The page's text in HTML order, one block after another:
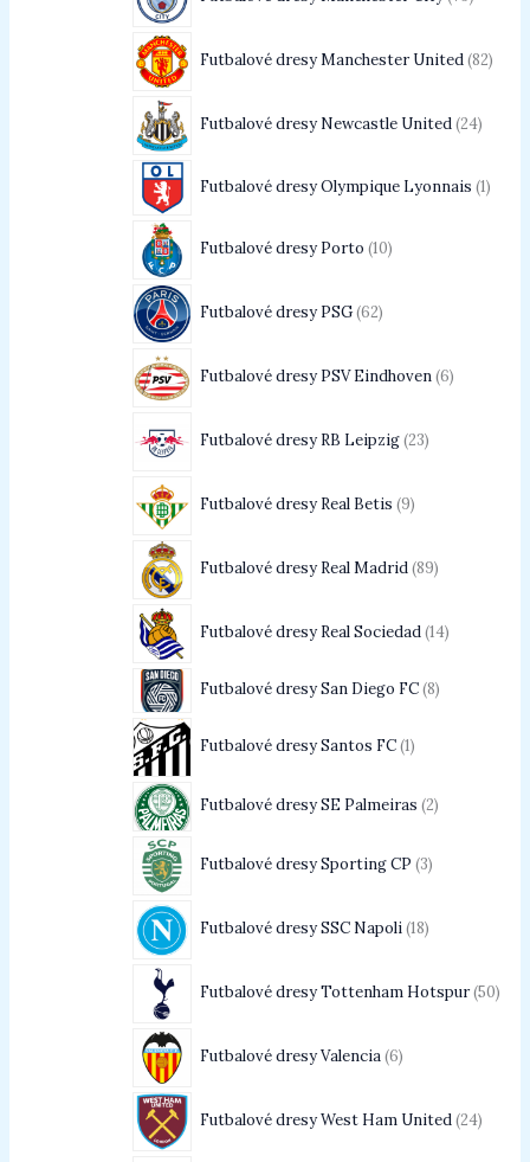
Futbalové dresy Manchester United 82
Futbalové dresy Newcastle United 24
Futbalové dresy Olympique Lyonnais 1
Futbalové dresy Porto 10
Futbalové dresy PSG 62
Futbalové dresy PSV Eindhoven 6
Futbalové dresy RB Leipzig 23
Futbalové dresy Real Betis 9
Futbalové dresy Real Madrid 89
Futbalové dresy Real Sociedad 14
Futbalové dresy San Diego FC 8
Futbalové dresy Santos FC 1
Futbalové dresy SE Palmeiras 2
Futbalové dresy Sporting CP 3
Futbalové dresy SSC Napoli 18
Futbalové dresy Tottenham Hotspur 50
Futbalové dresy Valencia 6
Futbalové dresy West Ham United 24